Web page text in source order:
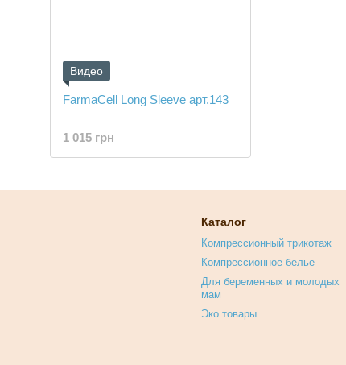
Видео
FarmaCell Long Sleeve арт.143
1 015 грн
Каталог
Компрессионный трикотаж
Компрессионное белье
Для беременных и молодых
мам
Эко товары